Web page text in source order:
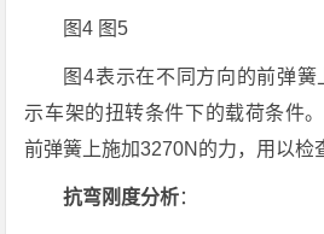
图4 图5
图4表示在不同方向的前弹
示车架的扭转条件下的载荷条件
前弹簧上施加3270N的力，用以检
抗弯刚度分析：